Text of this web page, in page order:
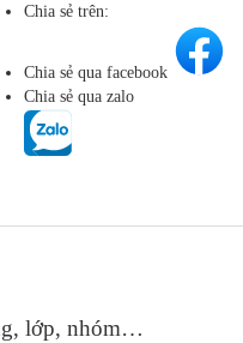
Chia sẻ trên:
Chia sẻ qua facebook
Chia sẻ qua zalo
lớp, nhóm…